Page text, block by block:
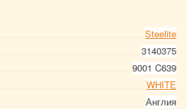
Steelite
3140375
9001 C639
WHITE
Англия